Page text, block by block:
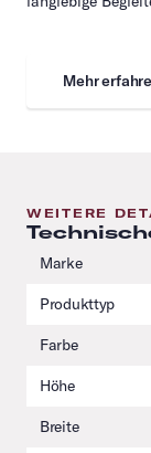
Mehr
WEITERE
Marke
Produkttyp
Farbe
Höhe
Breite